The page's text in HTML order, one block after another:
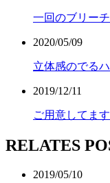
一回のブリー
2020/05/09
立体感のでる
2019/12/11
ご用意してま
RELATES
2019/05/10